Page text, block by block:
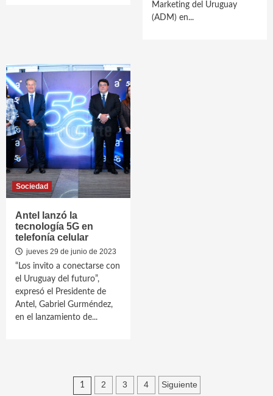
Marketing del Uruguay
(ADM) en...
Sociedad
Antel lanzó la
tecnología 5G en
telefonía celular
jueves 29 de junio de 2023
“Los invito a conectarse con
el Uruguay del futuro”,
expresó el Presidente de
Antel, Gabriel Gurméndez,
en el lanzamiento de...
Paginación
1 2 3 4 Siguiente